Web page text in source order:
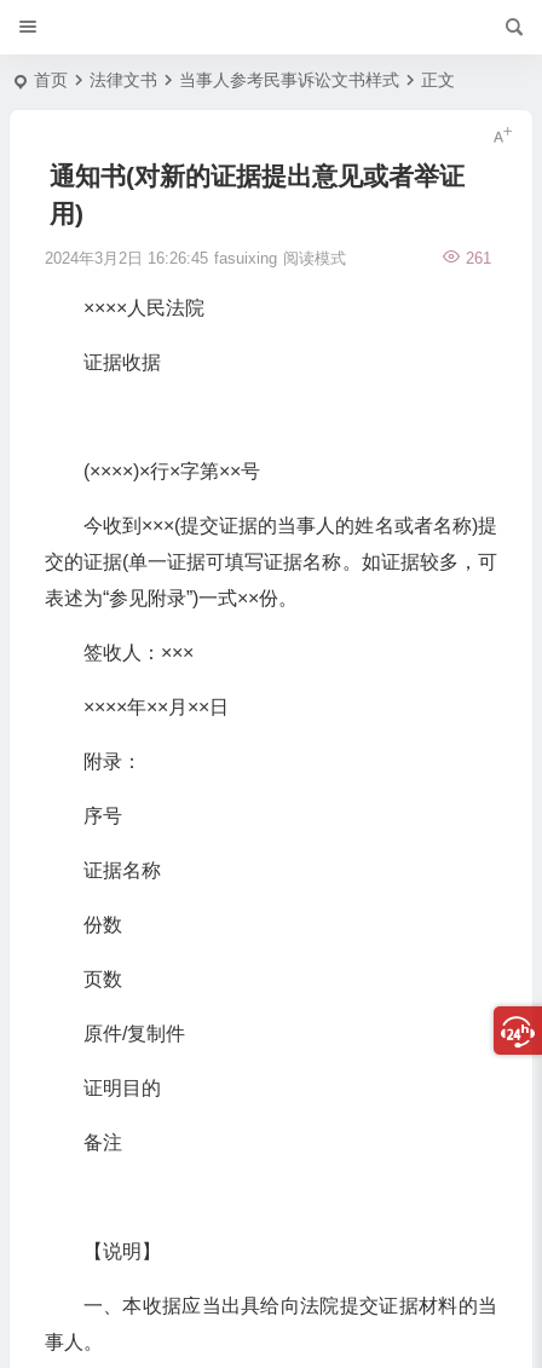
首页 法律文书 当事人参考民事诉讼文书样式 正文
通知书(对新的证据提出意见或者举证
用)
2024年3月2日 16:26:45 fasuixing 261
阅读模式
××××人民法院
证据收据
(××××)×行×字第××号
今收到×××(提交证据的当事人的姓名或者名称)提
交的证据(单一证据可填写证据名称。如证据较多，可
表述为“参见附录”)一式××份。
签收人：×××
××××年××月××日
附录：
序号
证据名称
份数
页数
原件/复制件
证明目的
备注
【说明】
一、本收据应当出具给向法院提交证据材料的当
事人。